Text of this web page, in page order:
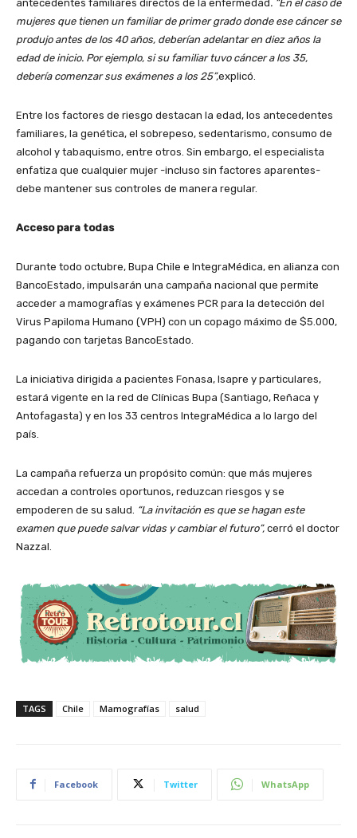
antecedentes familiares directos de la enfermedad. “En el caso de
mujeres que tienen un familiar de primer grado donde ese cáncer se
produjo antes de los 40 años, deberían adelantar en diez años la
edad de inicio. Por ejemplo, si su familiar tuvo cáncer a los 35,
debería comenzar sus exámenes a los 25”,explicó.
Entre los factores de riesgo destacan la edad, los antecedentes
familiares, la genética, el sobrepeso, sedentarismo, consumo de
alcohol y tabaquismo, entre otros. Sin embargo, el especialista
enfatiza que cualquier mujer -incluso sin factores aparentes-
debe mantener sus controles de manera regular.
Acceso para todas
Durante todo octubre, Bupa Chile e IntegraMédica, en alianza con
BancoEstado, impulsarán una campaña nacional que permite
acceder a mamografías y exámenes PCR para la detección del
Virus Papiloma Humano (VPH) con un copago máximo de $5.000,
pagando con tarjetas BancoEstado.
La iniciativa dirigida a pacientes Fonasa, Isapre y particulares,
estará vigente en la red de Clínicas Bupa (Santiago, Reñaca y
Antofagasta) y en los 33 centros IntegraMédica a lo largo del
país.
La campaña refuerza un propósito común: que más mujeres
accedan a controles oportunos, reduzcan riesgos y se
empoderen de su salud. “La invitación es que se hagan este
examen que puede salvar vidas y cambiar el futuro”, cerró el doctor
Nazzal.
TAGS Chile Mamografías salud
Facebook Twitter WhatsApp